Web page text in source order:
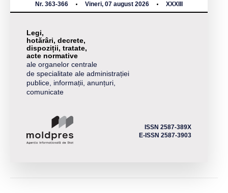
Nr. 363-366 Vineri, 07 august 2026 XXXIII
Legi,
hotărâri, decrete,
dispoziții, tratate,
acte normative
ale organelor centrale
de specialitate ale administrației
publice, informații, anunțuri,
comunicate
ISSN 2587-389X
E-ISSN 2587-3903